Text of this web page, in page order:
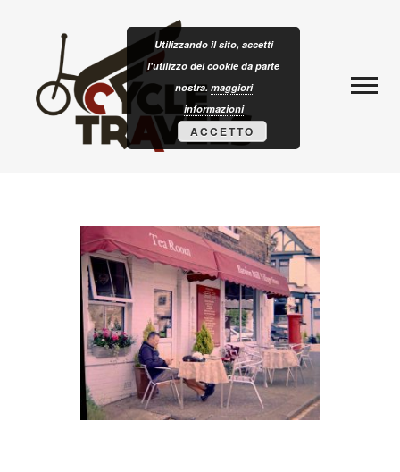
Utilizzando il sito, accetti
l'utilizzo dei cookie da parte
nostra. maggiori
informazioni
ACCETTO